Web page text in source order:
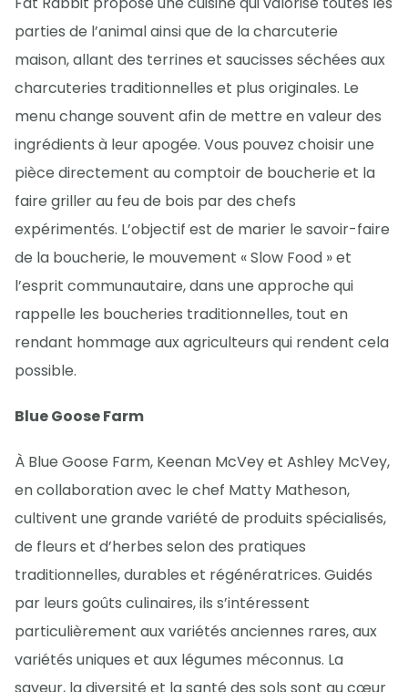
parties de l’animal ainsi que de la charcuterie
maison, allant des terrines et saucisses séchées aux
charcuteries traditionnelles et plus originales. Le
menu change souvent afin de mettre en valeur des
ingrédients à leur apogée. Vous pouvez choisir une
pièce directement au comptoir de boucherie et la
faire griller au feu de bois par des chefs
expérimentés. L’objectif est de marier le savoir-faire
de la boucherie, le mouvement « Slow Food » et
l’esprit communautaire, dans une approche qui
rappelle les boucheries traditionnelles, tout en
rendant hommage aux agriculteurs qui rendent cela
possible.
Blue Goose Farm
À Blue Goose Farm, Keenan McVey et Ashley McVey,
en collaboration avec le chef Matty Matheson,
cultivent une grande variété de produits spécialisés,
de fleurs et d’herbes selon des pratiques
traditionnelles, durables et régénératrices. Guidés
par leurs goûts culinaires, ils s’intéressent
particulièrement aux variétés anciennes rares, aux
variétés uniques et aux légumes méconnus. La